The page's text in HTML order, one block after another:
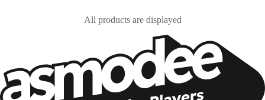
All products are displayed
Zůstaňte v kontaktu!